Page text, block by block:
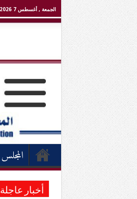
الجمعة , أغسطس 7 2026
المجلس
أخبار عاجلة